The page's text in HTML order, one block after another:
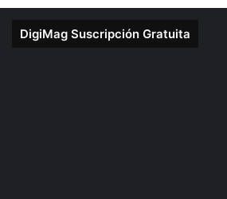
DigiMag Suscripción Gratuita